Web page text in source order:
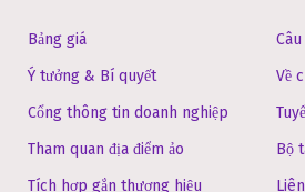
Bảng giá
Ý tưởng & Bí quyết
Cổng thông tin doanh nghiệp
Tham quan địa điểm ảo
Tích hợp gắn thương hiệu
Về
Bộ